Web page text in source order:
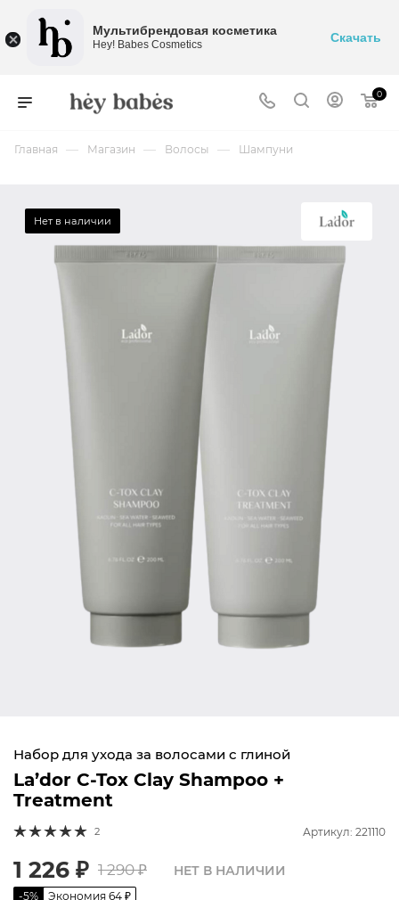
0
Главная — Магазин — Волосы — Шампуни
Нет в наличии
Набор для ухода за волосами с глиной
La’dor C-Tox Clay Shampoo +
Treatment
2 Артикул: 221110
1 226 ₽ 1 290₽
-5% Экономия 64 ₽
НЕТ В НАЛИЧИИ
Мультибрендовая косметика
Hey! Babes Cosmetics Скачать